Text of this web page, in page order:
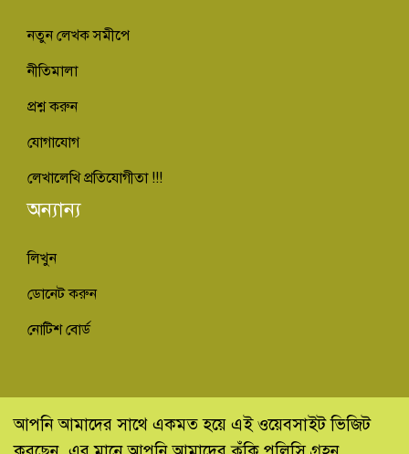
নতুন লেখক সমীপে
নীতিমালা
প্রশ্ন করুন
যোগাযোগ
লেখালেখি প্রতিযোগীতা !!!
অন্যান্য
লিখুন
ডোনেট করুন
নোটিশ বোর্ড
© কিভাবে ইনফো - Kivabe Info 2013-2022
আপনি আমাদের সাথে একমত হয়ে এই ওয়েবসাইট ভিজিট